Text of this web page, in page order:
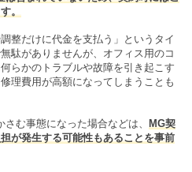
。
整だけに代金を支払う」というタイ
駄がありませんが、オフィス用のコ
らかのトラブルや故障を引き起こす
理費用が高額になってしまうことも
む事態になった場合などは、
MG契
が発生する可能性もあることを事前